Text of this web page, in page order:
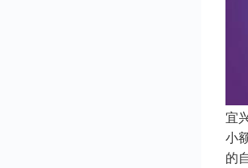
宜
小
的